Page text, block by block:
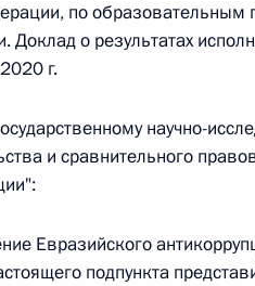
г. № 264-ФЗ
закона «Об актах
13 статьи 3 Федерального
гражданского состояния“
по образовательным
Доклад о результатах
г.
научно-
и сравнительного
Евразийского
подпункта